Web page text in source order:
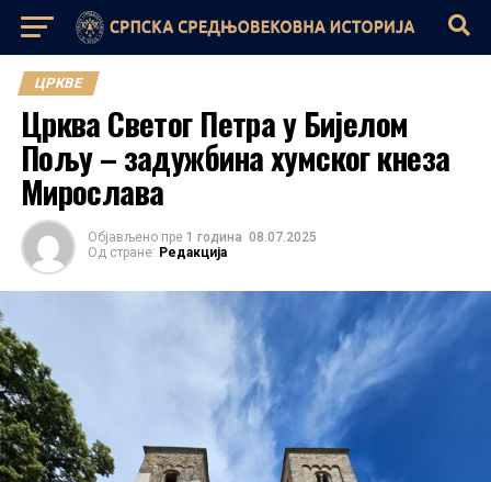
ЦРКВЕ
Црква Светог Петра у Бијелом
Пољу – задужбина хумског кнеза
Мирослава
Објављено пре 1 година 08.07.2025
Од стране: Редакција